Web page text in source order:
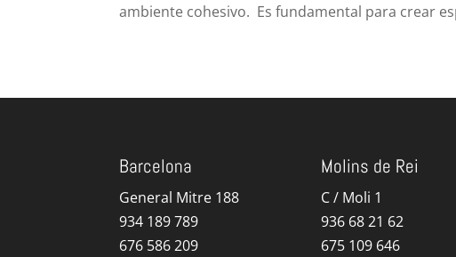
ambiente cohesivo. Es fundamental para crear
Barcelona
General Mitre 188
934 189 789
676 586 209
Molins de Rei
C / Moli 1
936 68 21 62
675 109 646